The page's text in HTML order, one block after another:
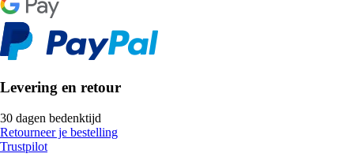
Levering en retour
30 dagen bedenktijd
Retourneer je bestelling
Trustpilot